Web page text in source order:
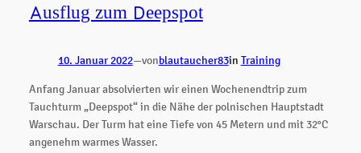
Ausflug zum Deepspot
10. Januar 2022—vonblautaucher83in Training
Anfang Januar absolvierten wir einen Wochenendtrip zum
Tauchturm „Deepspot“ in die Nähe der polnischen Hauptstadt
Warschau. Der Turm hat eine Tiefe von 45 Metern und mit 32°C
angenehm warmes Wasser.